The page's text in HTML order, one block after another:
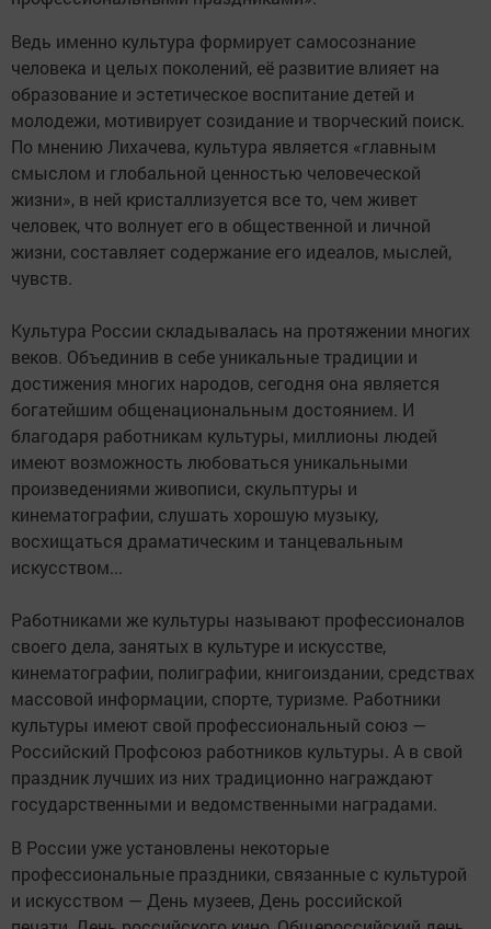
Ведь именно культура формирует самосознание
человека и целых поколений, её развитие влияет на
образование и эстетическое воспитание детей и
молодежи, мотивирует созидание и творческий поиск.
По мнению Лихачева, культура является «главным
смыслом и глобальной ценностью человеческой
жизни», в ней кристаллизуется все то, чем живет
человек, что волнует его в общественной и личной
жизни, составляет содержание его идеалов, мыслей,
чувств.
Культура России складывалась на протяжении многих
веков. Объединив в себе уникальные традиции и
достижения многих народов, сегодня она является
богатейшим общенациональным достоянием. И
благодаря работникам культуры, миллионы людей
имеют возможность любоваться уникальными
произведениями живописи, скульптуры и
кинематографии, слушать хорошую музыку,
восхищаться драматическим и танцевальным
искусством...
Работниками же культуры называют профессионалов
своего дела, занятых в культуре и искусстве,
кинематографии, полиграфии, книгоиздании, средствах
массовой информации, спорте, туризме. Работники
культуры имеют свой профессиональный союз —
Российский Профсоюз работников культуры. А в свой
праздник лучших из них традиционно награждают
государственными и ведомственными наградами.
В России уже установлены некоторые
профессиональные праздники, связанные с культурой
и искусством — День музеев, День российской